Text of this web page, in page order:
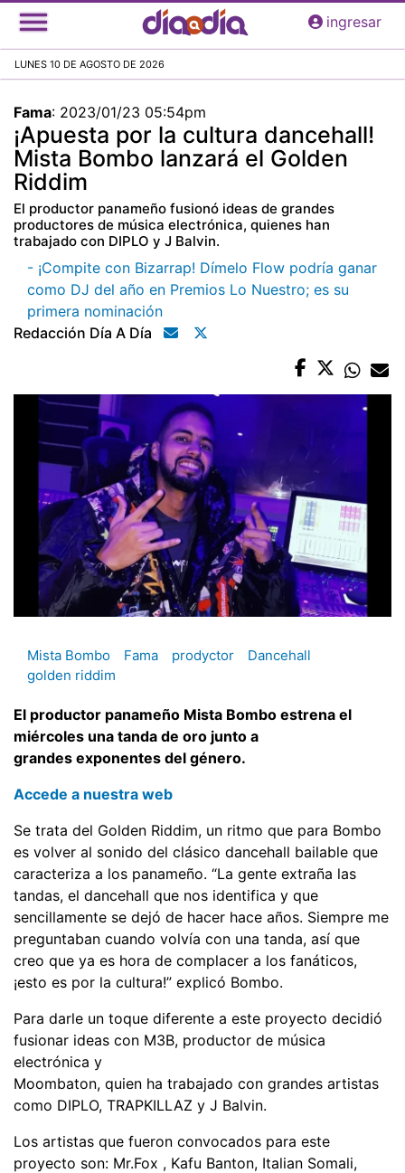
Pasar
al
principal
ingresar
LUNES 10 DE AGOSTO DE 2026
Fama: 2023/01/23 05:54pm
¡Apuesta por la cultura dancehall!
Mista Bombo lanzará el Golden
Riddim
El productor panameño fusionó ideas de grandes
productores de música electrónica, quienes han
trabajado con DIPLO y J Balvin.
- ¡Compite con Bizarrap! Dímelo Flow podría ganar
como DJ del año en Premios Lo Nuestro; es su
primera nominación
Redacción Día A Día
Mista Bombo Fama prodyctor
Dancehall
golden riddim
El productor panameño Mista Bombo estrena el
miércoles una tanda de oro junto a
grandes exponentes del género.
Accede a nuestra web
Se trata del Golden Riddim, un ritmo que para Bombo
es volver al sonido del clásico dancehall bailable que
caracteriza a los panameño. “La gente extraña las
tandas, el dancehall que nos identifica y que
sencillamente se dejó de hacer hace años. Siempre me
preguntaban cuando volvía con una tanda, así que
creo que ya es hora de complacer a los fanáticos,
¡esto es por la cultura!” explicó Bombo.
Para darle un toque diferente a este proyecto decidió
fusionar ideas con M3B, productor de música
electrónica y
Moombaton, quien ha trabajado con grandes artistas
como DIPLO, TRAPKILLAZ y J Balvin.
Los artistas que fueron convocados para este
proyecto son: Mr.Fox , Kafu Banton, Italian Somali,